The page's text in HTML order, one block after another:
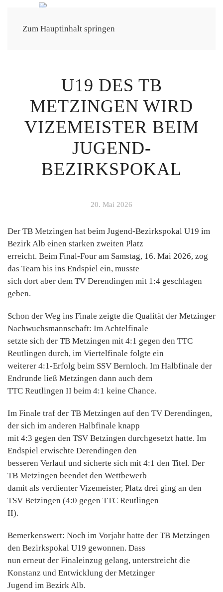
Zum Hauptinhalt springen
U19 DES TB
METZINGEN WIRD
VIZEMEISTER BEIM
JUGEND-
BEZIRKSPOKAL
20. Mai 2026
Der TB Metzingen hat beim Jugend-Bezirkspokal U19 im
Bezirk Alb einen starken zweiten Platz
erreicht. Beim Final-Four am Samstag, 16. Mai 2026, zog
das Team bis ins Endspiel ein, musste
sich dort aber dem TV Derendingen mit 1:4 geschlagen
geben.
Schon der Weg ins Finale zeigte die Qualität der Metzinger
Nachwuchsmannschaft: Im Achtelfinale
setzte sich der TB Metzingen mit 4:1 gegen den TTC
Reutlingen durch, im Viertelfinale folgte ein
weiterer 4:1-Erfolg beim SSV Bernloch. Im Halbfinale der
Endrunde ließ Metzingen dann auch dem
TTC Reutlingen II beim 4:1 keine Chance.
Im Finale traf der TB Metzingen auf den TV Derendingen,
der sich im anderen Halbfinale knapp
mit 4:3 gegen den TSV Betzingen durchgesetzt hatte. Im
Endspiel erwischte Derendingen den
besseren Verlauf und sicherte sich mit 4:1 den Titel. Der
TB Metzingen beendet den Wettbewerb
damit als verdienter Vizemeister, Platz drei ging an den
TSV Betzingen (4:0 gegen TTC Reutlingen
II).
Bemerkenswert: Noch im Vorjahr hatte der TB Metzingen
den Bezirkspokal U19 gewonnen. Dass
nun erneut der Finaleinzug gelang, unterstreicht die
Konstanz und Entwicklung der Metzinger
Jugend im Bezirk Alb.